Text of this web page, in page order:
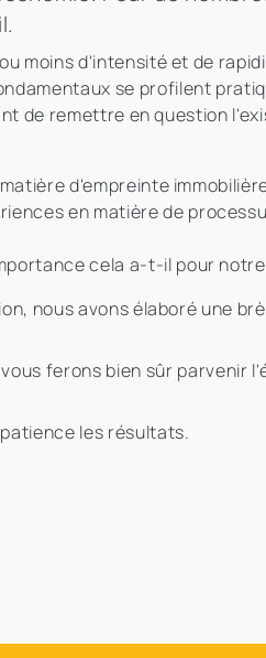
moins d'intensité et de
se profilent
de remettre en question
d'empreinte
en matière de
cela a-t-il pour
nous avons élaboré une
ferons bien sûr parvenir
les résultats.